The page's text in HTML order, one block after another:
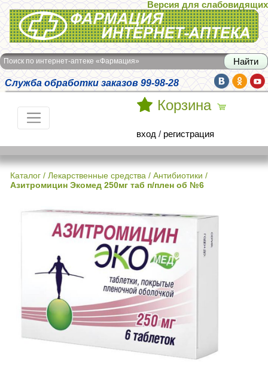
Интернет-аптека Фармация
Версия для слабовидящих
Поиск по интернет-аптеке «Фармация»
Служба обработки заказов 99-98-28
Корзина
вход / регистрация
Каталог / Лекарственные средства / Антибиотики /
Азитромицин Экомед 250мг таб п/плен об №6